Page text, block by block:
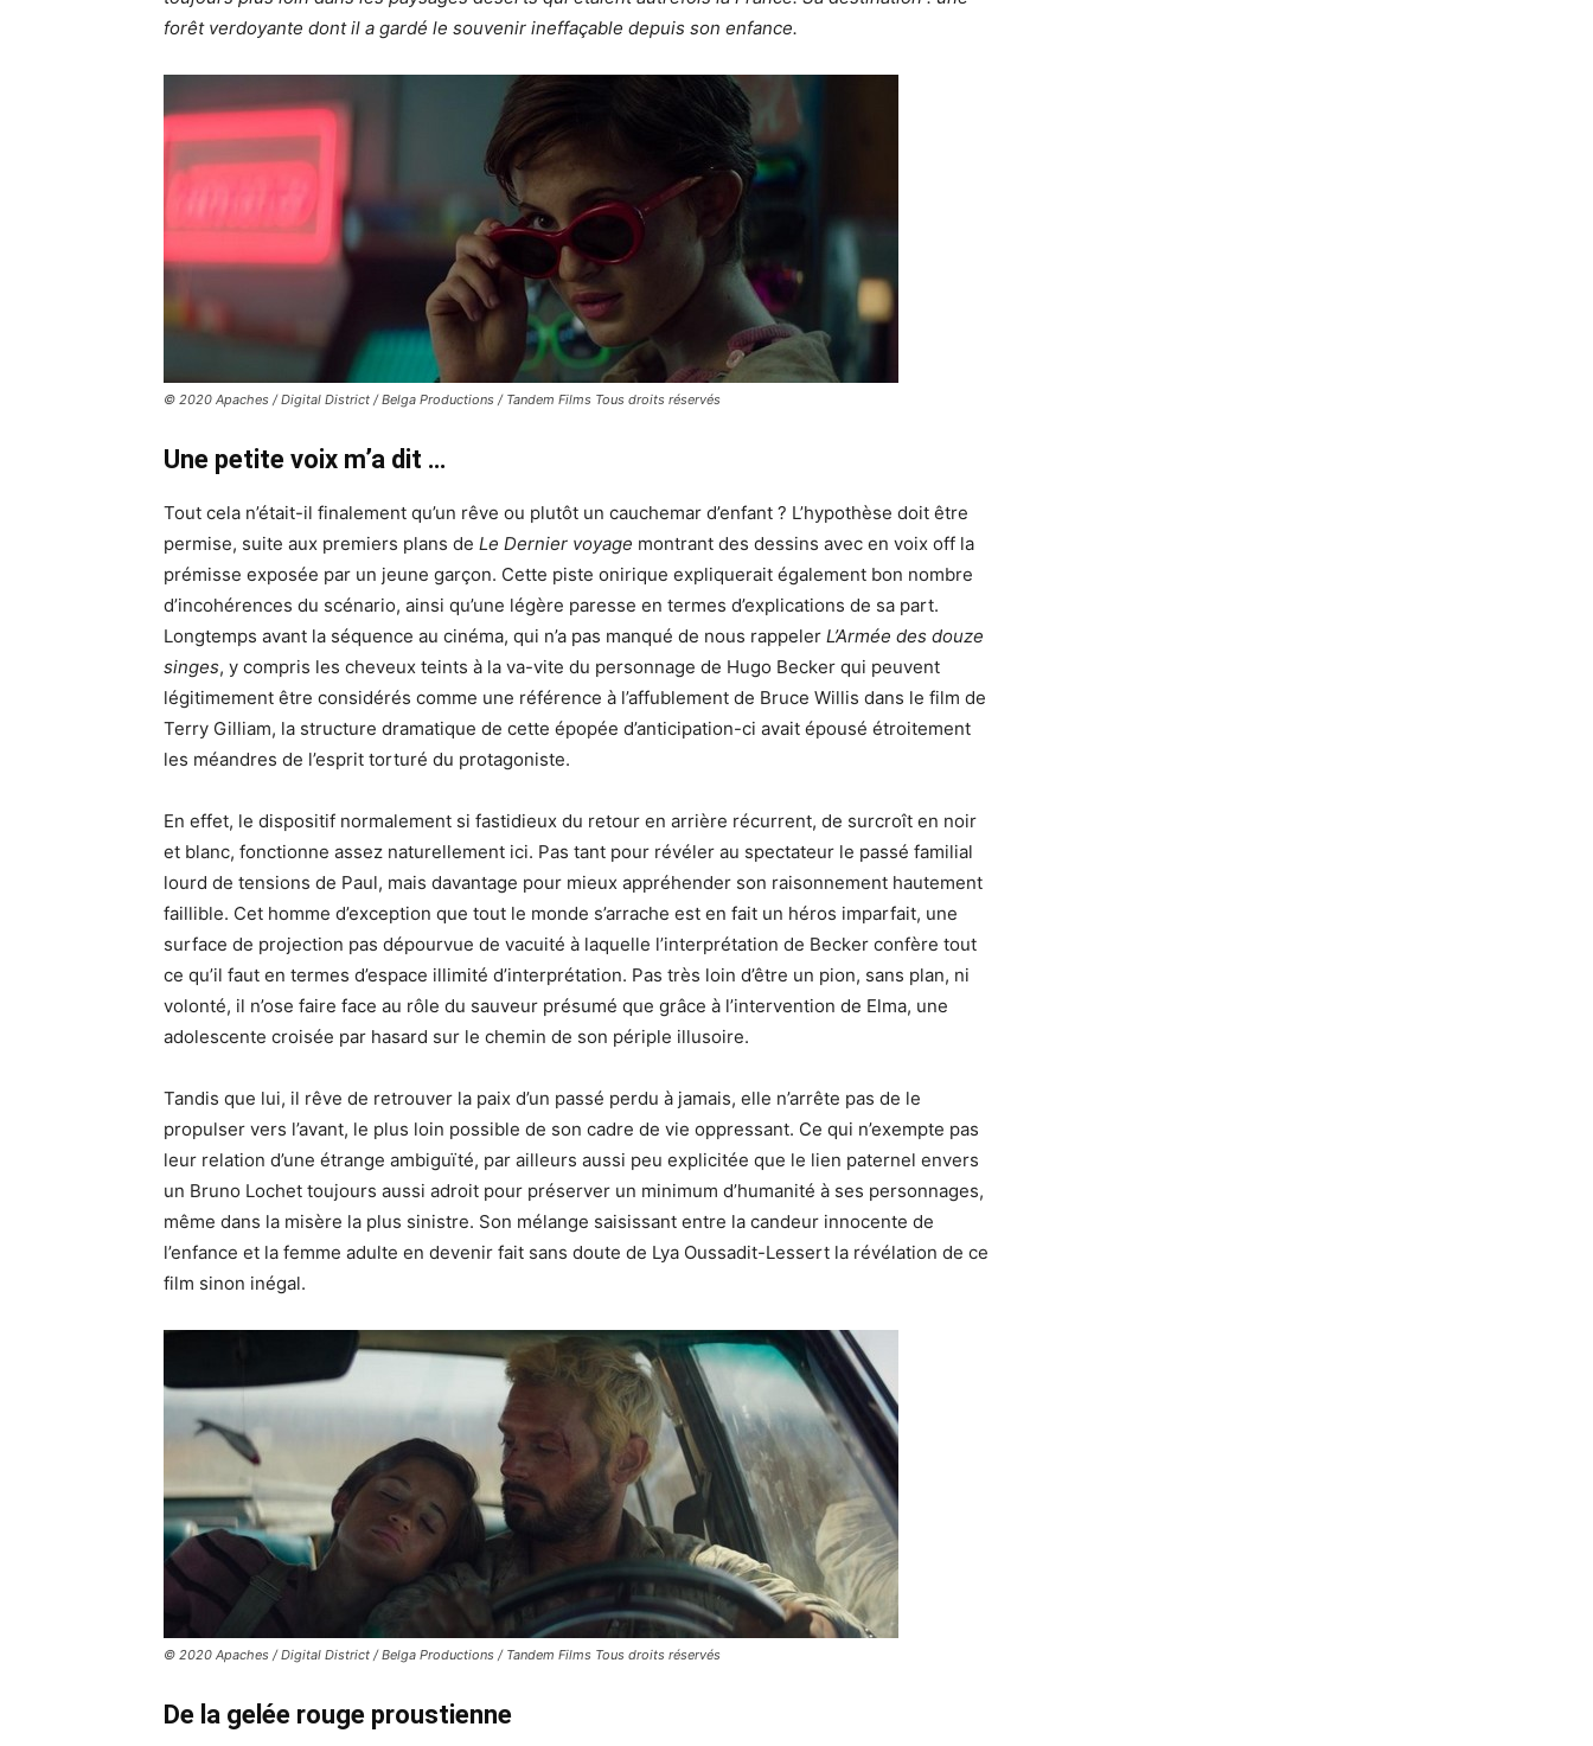
forêt verdoyante dont il a gardé le souvenir ineffaçable depuis son enfance.
© 2020 Apaches / Digital District / Belga Productions / Tandem Films Tous droits réservés
Une petite voix m’a dit …
Tout cela n’était-il finalement qu’un rêve ou plutôt un cauchemar d’enfant ? L’hypothèse doit être
permise, suite aux premiers plans de Le Dernier voyage montrant des dessins avec en voix off la
prémisse exposée par un jeune garçon. Cette piste onirique expliquerait également bon nombre
d’incohérences du scénario, ainsi qu’une légère paresse en termes d’explications de sa part.
Longtemps avant la séquence au cinéma, qui n’a pas manqué de nous rappeler L’Armée des douze
singes, y compris les cheveux teints à la va-vite du personnage de Hugo Becker qui peuvent
légitimement être considérés comme une référence à l’affublement de Bruce Willis dans le film de
Terry Gilliam, la structure dramatique de cette épopée d’anticipation-ci avait épousé étroitement
les méandres de l’esprit torturé du protagoniste.
En effet, le dispositif normalement si fastidieux du retour en arrière récurrent, de surcroît en noir
et blanc, fonctionne assez naturellement ici. Pas tant pour révéler au spectateur le passé familial
lourd de tensions de Paul, mais davantage pour mieux appréhender son raisonnement hautement
faillible. Cet homme d’exception que tout le monde s’arrache est en fait un héros imparfait, une
surface de projection pas dépourvue de vacuité à laquelle l’interprétation de Becker confère tout
ce qu’il faut en termes d’espace illimité d’interprétation. Pas très loin d’être un pion, sans plan, ni
volonté, il n’ose faire face au rôle du sauveur présumé que grâce à l’intervention de Elma, une
adolescente croisée par hasard sur le chemin de son périple illusoire.
Tandis que lui, il rêve de retrouver la paix d’un passé perdu à jamais, elle n’arrête pas de le
propulser vers l’avant, le plus loin possible de son cadre de vie oppressant. Ce qui n’exempte pas
leur relation d’une étrange ambiguïté, par ailleurs aussi peu explicitée que le lien paternel envers
un Bruno Lochet toujours aussi adroit pour préserver un minimum d’humanité à ses personnages,
même dans la misère la plus sinistre. Son mélange saisissant entre la candeur innocente de
l’enfance et la femme adulte en devenir fait sans doute de Lya Oussadit-Lessert la révélation de ce
film sinon inégal.
© 2020 Apaches / Digital District / Belga Productions / Tandem Films Tous droits réservés
De la gelée rouge proustienne